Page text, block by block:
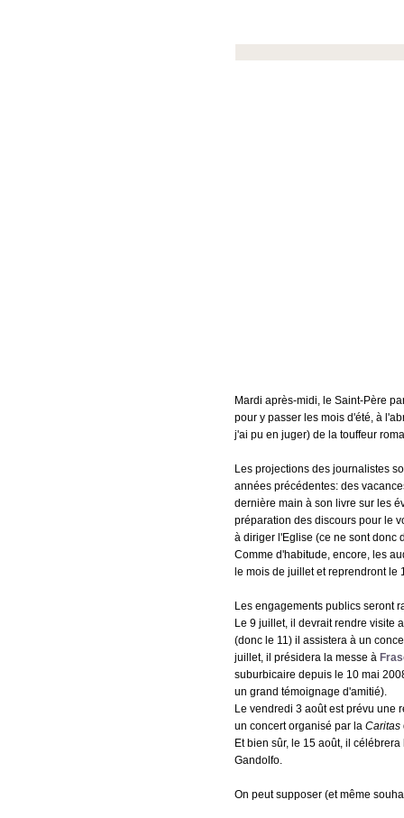
Mardi après-midi, le Saint-Père
pour y passer les mois d'été, à
j'ai pu en juger) de la touffeur
Les projections des journalistes
années précédentes: des
dernière main à son livre sur les
préparation des discours pour le
à diriger l'Eglise (ce ne sont donc
Comme d'habitude, encore, les
le mois de juillet et reprendront
Les engagements publics seront
Le 9 juillet, il devrait rendre visite
(donc le 11) il assistera à un
juillet, il présidera la messe à
suburbicaire depuis le 10 mai
un grand témoignage d'amitié).
Le vendredi 3 août est prévu une
un concert organisé par la Caritas
Et bien sûr, le 15 août, il
Gandolfo.
On peut supposer (et même